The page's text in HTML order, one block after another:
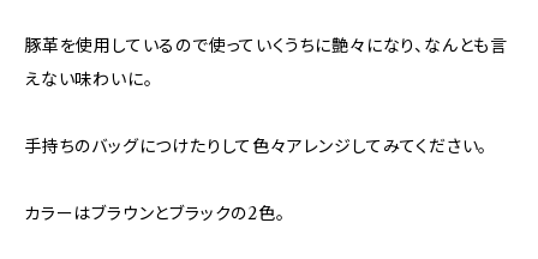
豚革を使用しているので使っていくうちに艶々になり、なんとも言
えない味わいに。
手持ちのバッグにつけたりして色々アレンジしてみてください。
カラーはブラウンとブラックの2色。